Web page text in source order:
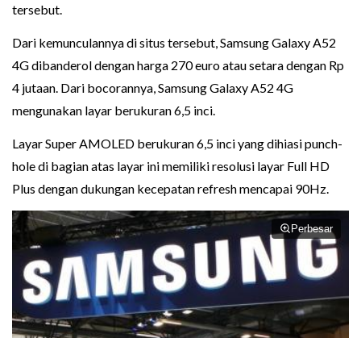
tersebut.
Dari kemunculannya di situs tersebut, Samsung Galaxy A52
4G dibanderol dengan harga 270 euro atau setara dengan Rp
4 jutaan. Dari bocorannya, Samsung Galaxy A52 4G
mengunakan layar berukuran 6,5 inci.
Layar Super AMOLED berukuran 6,5 inci yang dihiasi punch-
hole di bagian atas layar ini memiliki resolusi layar Full HD
Plus dengan dukungan kecepatan refresh mencapai 90Hz.
Perbesar